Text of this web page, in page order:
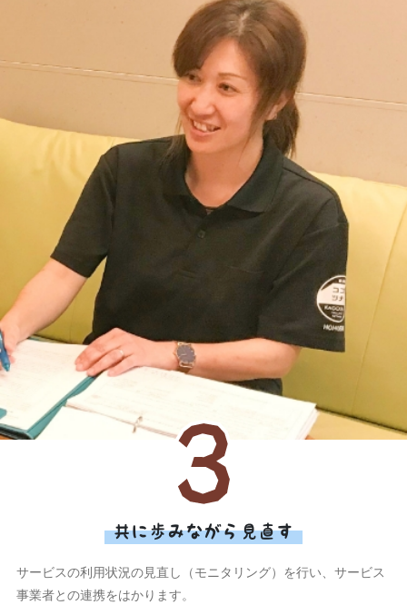
共に歩みながら見直す
サービスの利用状況の見直し（モニタリング）を行い、サービス
事業者との連携をはかります。